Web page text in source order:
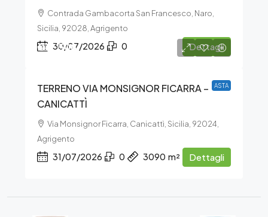
Contrada Gambacorta San Francesco, Naro,
Sicilia, 92028, Agrigento
30/07/2026 0 Dettagli
ASTA
€17.508
TERRENO VIA MONSIGNOR FICARRA –
CANICATTÌ
Via Monsignor Ficarra, Canicattì, Sicilia, 92024,
Agrigento
31/07/2026 0 3090 m² Dettagli